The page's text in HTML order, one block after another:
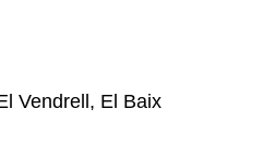
Vendrell, El Baix